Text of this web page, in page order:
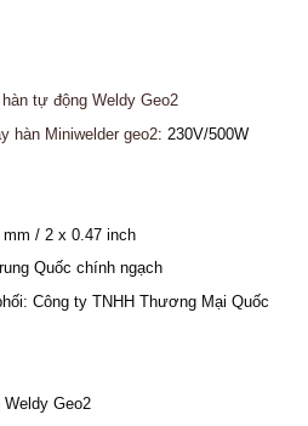
tự động Weldy Geo2
hàn Miniwelder geo2: 230V/500W
/ 2 x 0.47 inch
Quốc chính ngạch
Công ty TNHH Thương Mại Quốc